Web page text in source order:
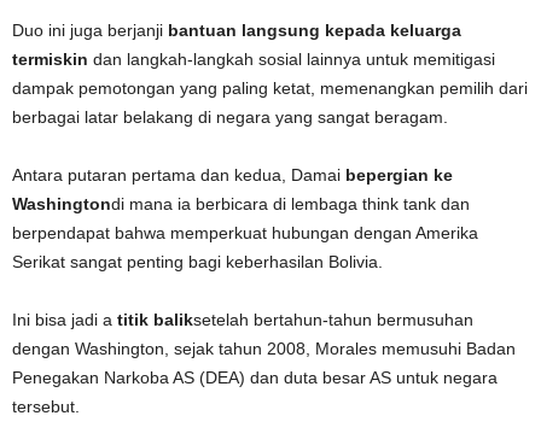
Duo ini juga berjanji bantuan langsung kepada keluarga
termiskin dan langkah-langkah sosial lainnya untuk memitigasi
dampak pemotongan yang paling ketat, memenangkan pemilih dari
berbagai latar belakang di negara yang sangat beragam.
Antara putaran pertama dan kedua, Damai bepergian ke
Washingtondi mana ia berbicara di lembaga think tank dan
berpendapat bahwa memperkuat hubungan dengan Amerika
Serikat sangat penting bagi keberhasilan Bolivia.
Ini bisa jadi a titik baliksetelah bertahun-tahun bermusuhan
dengan Washington, sejak tahun 2008, Morales memusuhi Badan
Penegakan Narkoba AS (DEA) dan duta besar AS untuk negara
tersebut.